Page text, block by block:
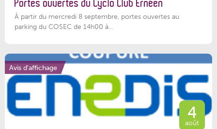
Portes ouvertes du Cyclo Club Ernéen
À partir du mercredi 8 septembre, portes ouvertes au
parking du COSEC de 14h00 à...
Avis d'affichage
4
août